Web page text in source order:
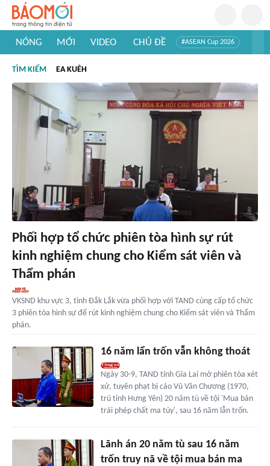
NÓNG MỚI VIDEO CHỦ ĐỀ #ASEAN Cup 2026
#Khám phá thế giới
TÌM KIẾM EA KUÊH
Phối hợp tổ chức phiên tòa hình sự rút
kinh nghiệm chung cho Kiểm sát viên và
Thẩm phán
VKSND khu vực 3, tỉnh Đắk Lắk vừa phối hợp với TAND cùng cấp tổ chức
3 phiên tòa hình sự để rút kinh nghiệm chung cho Kiểm sát viên và Thẩm
phán.
16 năm lẩn trốn vẫn không thoát
Ngày 30-9, TAND tỉnh Gia Lai mở phiên tòa xét
xử, tuyên phạt bị cáo Vũ Văn Chương (1970,
trú tỉnh Hưng Yên) 20 năm tù về tội 'Mua bán
trái phép chất ma túy', sau 16 năm lẫn trốn.
Lãnh án 20 năm tù sau 16 năm
trốn truy nã về tội mua bán ma